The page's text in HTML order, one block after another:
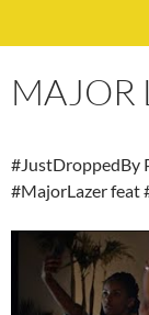
MAJOR
#JustDroppedBy
#MajorLazer feat